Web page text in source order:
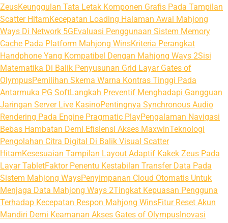
ZeusKeunggulan Tata Letak Komponen Grafis Pada Tampilan
Scatter HitamKecepatan Loading Halaman Awal Mahjong
Ways Di Network 5GEvaluasi Penggunaan Sistem Memory
Cache Pada Platform Mahjong WinsKriteria Perangkat
Handphone Yang Kompatibel Dengan Mahjong Ways 2Sisi
Matematika Di Balik Penyusunan Grid Layar Gates of
OlympusPemilihan Skema Warna Kontras Tinggi Pada
Antarmuka PG SoftLangkah Preventif Menghadapi Gangguan
Jaringan Server Live KasinoPentingnya Synchronous Audio
Rendering Pada Engine Pragmatic PlayPengalaman Navigasi
Bebas Hambatan Demi Efisiensi Akses MaxwinTeknologi
Pengolahan Citra Digital Di Balik Visual Scatter
HitamKesesuaian Tampilan Layout Adaptif Kakek Zeus Pada
Layar TabletFaktor Penentu Kestabilan Transfer Data Pada
Sistem Mahjong WaysPenyimpanan Cloud Otomatis Untuk
Menjaga Data Mahjong Ways 2Tingkat Kepuasan Pengguna
Terhadap Kecepatan Respon Mahjong WinsFitur Reset Akun
Mandiri Demi Keamanan Akses Gates of OlympusInovasi